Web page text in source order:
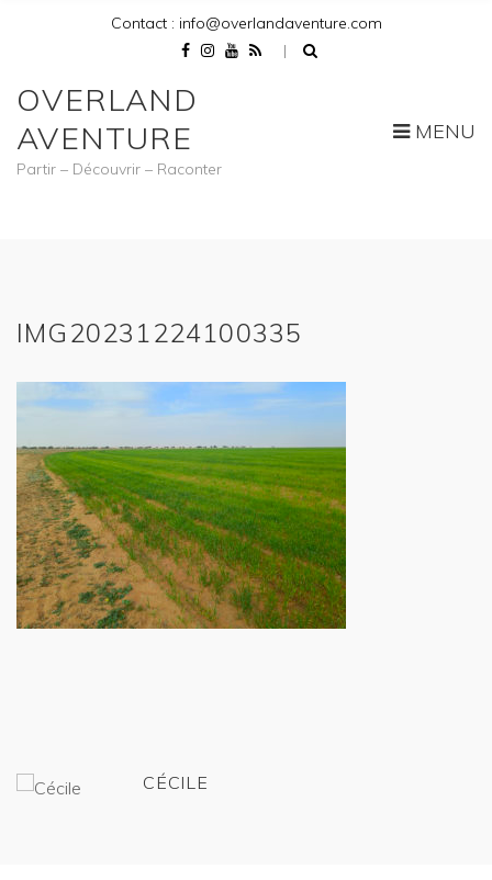
Contact : info@overlandaventure.com
OVERLAND
AVENTURE
Partir – Découvrir – Raconter
MENU
IMG20231224100335
CÉCILE